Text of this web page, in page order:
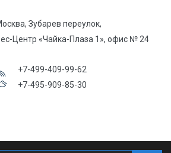
Зубарев переулок,
Центр «Чайка-Плаза 1», офис № 24
+7-499-409-99-62
+7-495-909-85-30